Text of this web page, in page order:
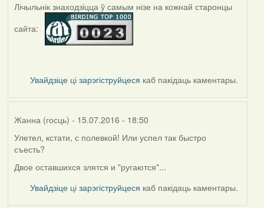
Лічыльнік знаходзіцца ў самым нізе на кожнай старонцы
сайта:
Увайдзіце цізарэгіструйцеся каб пакідаць каментары.
Жанна (госць) - 15.07.2016 - 18:50
Улетел, кстати, с полевкой! Или успел так быстро
съесть?
Двое оставшихся злятся и "ругаются"...
Увайдзіце цізарэгіструйцеся каб пакідаць каментары.